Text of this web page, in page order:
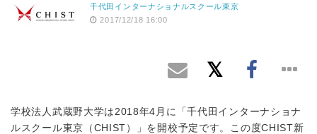
千代田インターナショナルスクール東京
2017/12/18 16:00
学校法人武蔵野大学は2018年4月に「千代田インターナショナ
ルスクール東京（CHIST）」を開校予定です。この度CHIST新